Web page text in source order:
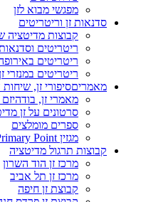
מפגשי מבוא לזן
סדנאות זן וריטריטים
קבוצות מדיטציה
ריטריטים וסדנאות
ריטריטים
ריטריטים במנזרי
מאמריםסיפורי זן,
מאמרי זן,
סרטונים על זן
ספרים מומלצים
מגזין Primary Point
קבוצות תרגול מדיטציה
מרכז זן הוד השרון
מרכז זן תל אביב
קבוצת זן חיפה